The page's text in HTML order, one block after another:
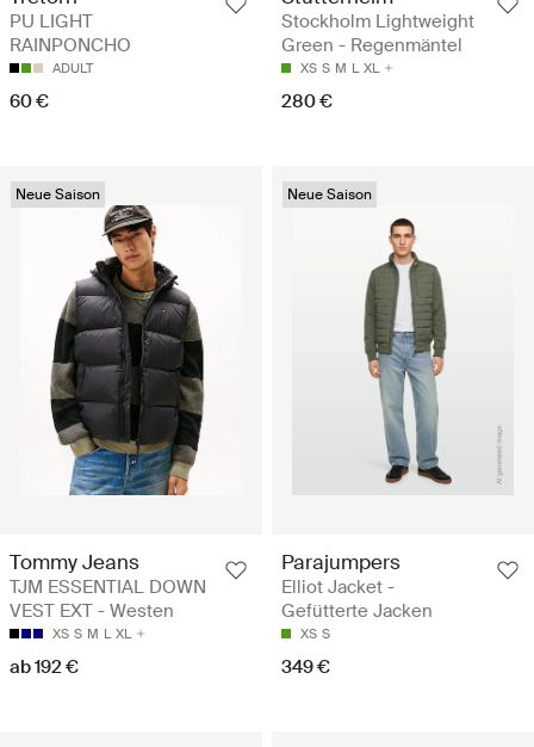
PU LIGHT
RAINPONCHO
ADULT
60 €
Stockholm Lightweight
Green - Regenmäntel
XS S M L XL
280 €
Neue Saison
Tommy Jeans
TJM ESSENTIAL DOWN
VEST EXT - Westen
XS S M L XL
ab 192 €
Neue Saison
Parajumpers
Elliot Jacket -
Gefütterte Jacken
XS S
349 €